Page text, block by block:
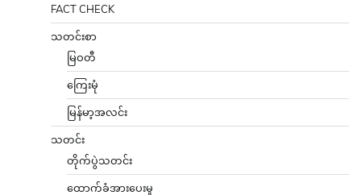
FACT CHECK
သတင်းစာ
မြဝတီ
ကြေးမုံ
မြန်မာ့အလင်း
သတင်း
တိုက်ပွဲသတင်း
ထောက်ခံအားပေးမှု